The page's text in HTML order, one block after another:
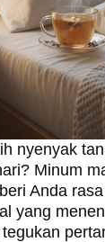
nyenyak
Minum
Anda
yang